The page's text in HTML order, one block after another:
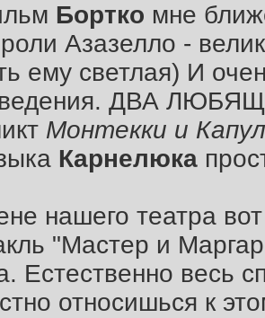
Бортко мне
Азазелло -
ему светлая) И
ДВА
Монтекки и
Карнелюка
нашего театра
"Мастер и
Естественно весь
относишься к